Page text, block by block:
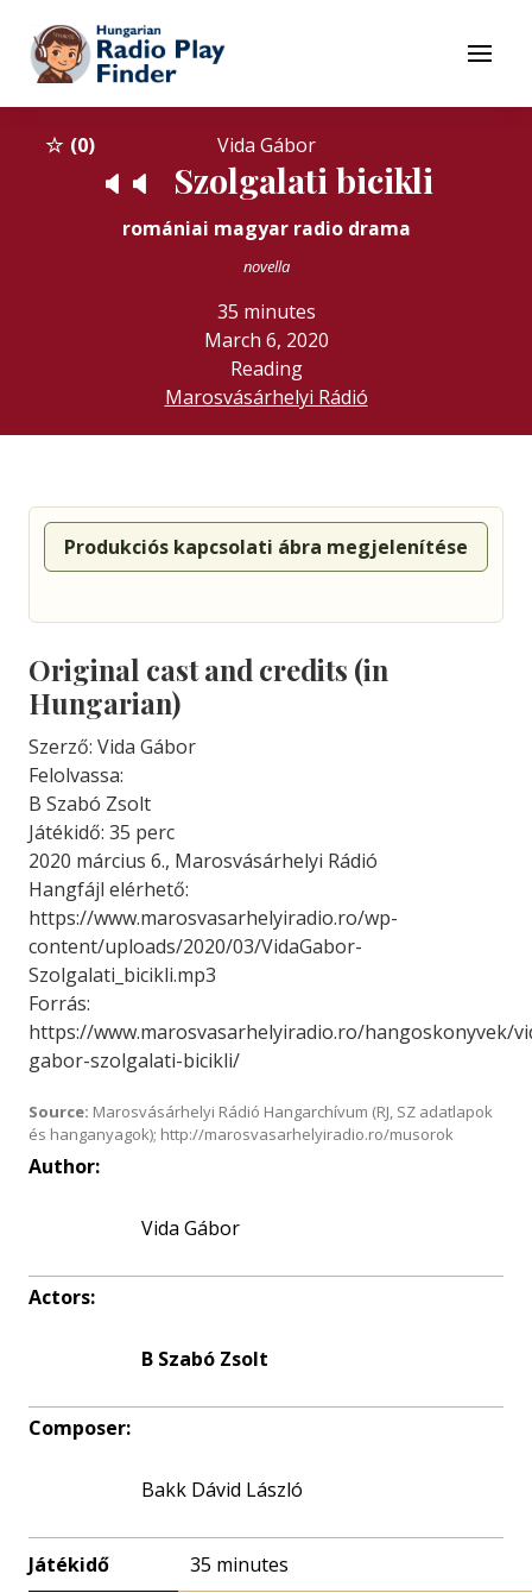
To contents
Menu
0 Vida Gábor
🔈 🔈 Szolgalati bicikli
romániai magyar radio drama
novella
35 minutes
March 6, 2020
Reading
Marosvásárhelyi Rádió
Produkciós kapcsolati ábra megjelenítése
Original cast and credits (in
Hungarian)
Szerző: Vida Gábor
Felolvassa:
B Szabó Zsolt
Játékidő: 35 perc
2020 március 6., Marosvásárhelyi Rádió
Hangfájl elérhető:
https://www.marosvasarhelyiradio.ro/wp-
content/uploads/2020/03/VidaGabor-
Szolgalati_bicikli.mp3
Forrás:
https://www.marosvasarhelyiradio.ro/hangoskonyvek/
gabor-szolgalati-bicikli/
Source: Marosvásárhelyi Rádió Hangarchívum (RJ, SZ adatlapok
és hanganyagok); http://marosvasarhelyiradio.ro/musorok
Author:
Vida Gábor
Actors:
B Szabó Zsolt
Composer:
Bakk Dávid László
Játékidő 35 minutes